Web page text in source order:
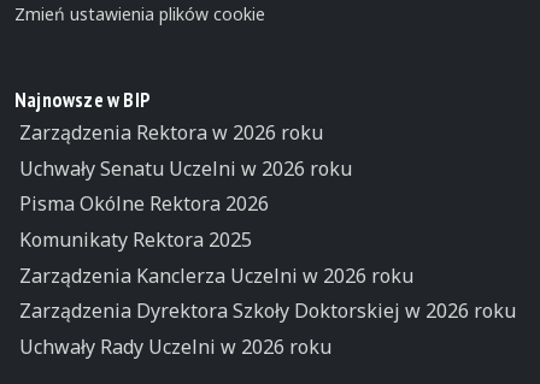
Zmień ustawienia plików cookie
Najnowsze w BIP
Zarządzenia Rektora w 2026 roku
Uchwały Senatu Uczelni w 2026 roku
Pisma Okólne Rektora 2026
Komunikaty Rektora 2025
Zarządzenia Kanclerza Uczelni w 2026 roku
Zarządzenia Dyrektora Szkoły Doktorskiej w 2026 roku
Uchwały Rady Uczelni w 2026 roku